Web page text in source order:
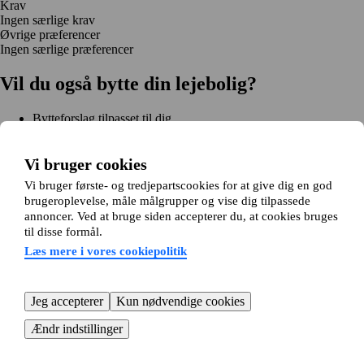
Vi bruger cookies
Vi bruger første- og tredjepartscookies for at give dig en god
brugeroplevelse, måle målgrupper og vise dig tilpassede
annoncer. Ved at bruge siden accepterer du, at cookies bruges
til disse formål.
Læs mere i vores cookiepolitik
Jeg accepterer
Kun nødvendige cookies
Ændr indstillinger
Krav
Ingen særlige krav
Øvrige præferencer
Ingen særlige præferencer
Vil du også bytte din lejebolig?
Bytteforslag tilpasset til dig
Kom i gang gratis
Kom i gang
Kom i gang gratisSøg annoncerLog ind
Læs mere
Nyheder og tips
Om Hjembytte.dk
Kundeservice
Hjælp
E-mail:info@hjembytte.dk